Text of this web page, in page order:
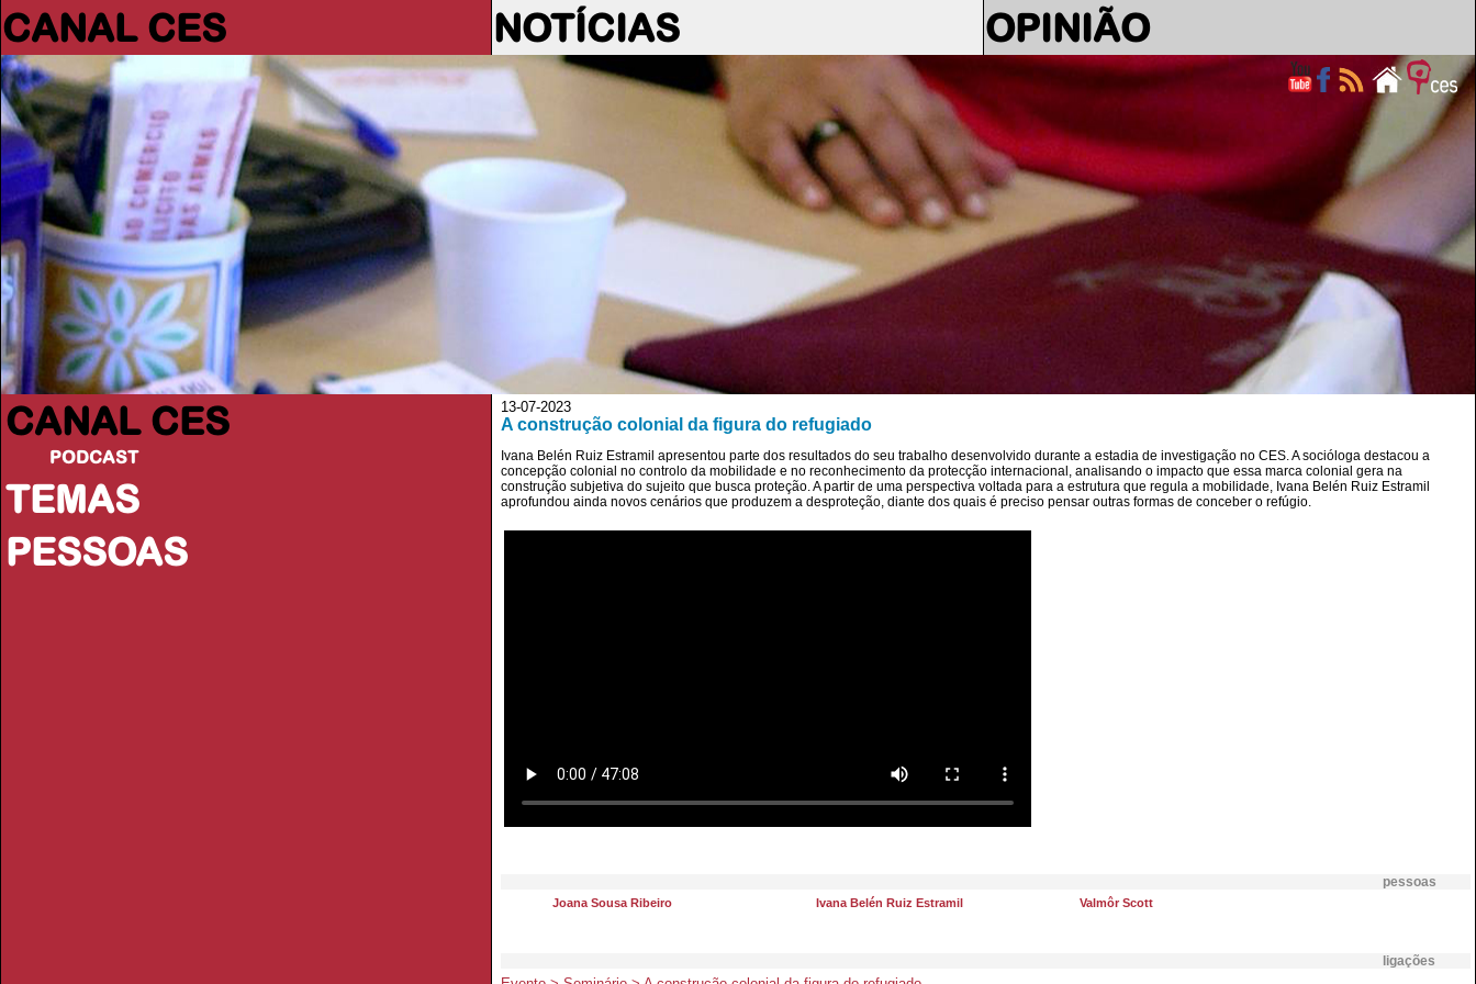
CANAL CES NOTÍCIAS OPINIÃO
CANAL CES
PODCAST
TEMAS
PESSOAS
13-07-2023
A construção colonial da figura do refugiado
Ivana Belén Ruiz Estramil apresentou parte dos resultados do seu trabalho desenvolvido durante a estadia de investigação no CES. A socióloga destacou a
concepção colonial no controlo da mobilidade e no reconhecimento da protecção internacional, analisando o impacto que essa marca colonial gera na
construção subjetiva do sujeito que busca proteção. A partir de uma perspectiva voltada para a estrutura que regula a mobilidade, Ivana Belén Ruiz Estramil
aprofundou ainda novos cenários que produzem a desproteção, diante dos quais é preciso pensar outras formas de conceber o refúgio.
pessoas
Joana Sousa Ribeiro Ivana Belén Ruiz Estramil Valmôr Scott
ligações